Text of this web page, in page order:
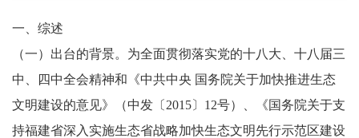
一、综述
（一）出台的背景。为全面贯彻落实党的十八大、十八届三
中、四中全会精神和《中共中央 国务院关于加快推进生态
文明建设的意见》（中发〔2015〕12号）、《国务院关于支
持福建省深入实施生态省战略加快生态文明先行示范区建设